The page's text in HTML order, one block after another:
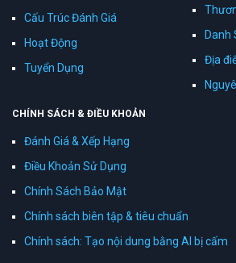
Cấu Trúc Đánh Giá
Hoạt Động
Tuyển Dụng
Danh
Địa
CHÍNH SÁCH & ĐIỀU KHOẢN
Đánh Giá & Xếp Hạng
Điều Khoản Sử Dụng
Chính Sách Bảo Mật
Chính sách biên tập & tiêu chuẩn
Chính sách: Tạo nội dung bằng AI bị cấm